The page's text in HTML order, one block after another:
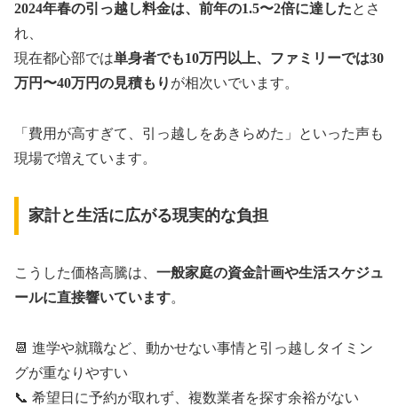
2024年春の引っ越し料金は、前年の1.5〜2倍に達したとさ
れ、
現在都心部では単身者でも10万円以上、ファミリーでは30
万円〜40万円の見積もり が相次いでいます。
「費用が高すぎて、引っ越しをあきらめた」といった声も
現場で増えています。
家計と生活に広がる現実的な負担
こうした価格高騰は、 一般家庭の資金計画や生活スケジュ
ールに直接響いています。
📆 進学や就職など、動かせない事情と引っ越しタイミン
グが重なりやすい
📞 希望日に予約が取れず、複数業者を探す余裕がない